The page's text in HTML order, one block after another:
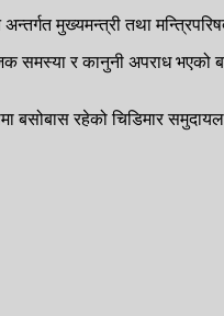
मुख्यमन्त्री तथा
समस्या र कानुनी अपराध भएको
बसोबास रहेको चिडिमार